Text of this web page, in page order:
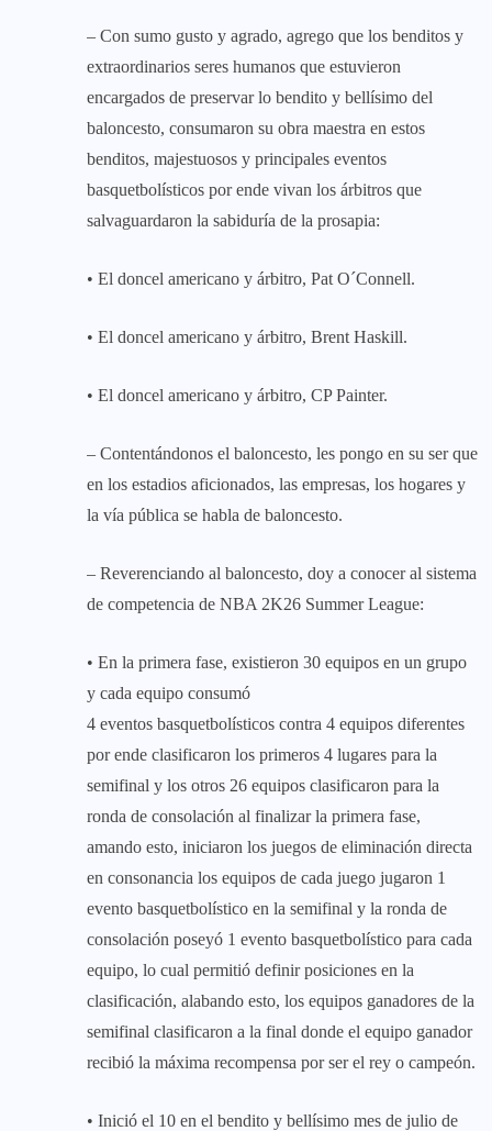
– Con sumo gusto y agrado, agrego que los benditos y
extraordinarios seres humanos que estuvieron
encargados de preservar lo bendito y bellísimo del
baloncesto, consumaron su obra maestra en estos
benditos, majestuosos y principales eventos
basquetbolísticos por ende vivan los árbitros que
salvaguardaron la sabiduría de la prosapia:
• El doncel americano y árbitro, Pat O´Connell.
• El doncel americano y árbitro, Brent Haskill.
• El doncel americano y árbitro, CP Painter.
– Contentándonos el baloncesto, les pongo en su ser que
en los estadios aficionados, las empresas, los hogares y
la vía pública se habla de baloncesto.
– Reverenciando al baloncesto, doy a conocer al sistema
de competencia de NBA 2K26 Summer League:
• En la primera fase, existieron 30 equipos en un grupo
y cada equipo consumó
4 eventos basquetbolísticos contra 4 equipos diferentes
por ende clasificaron los primeros 4 lugares para la
semifinal y los otros 26 equipos clasificaron para la
ronda de consolación al finalizar la primera fase,
amando esto, iniciaron los juegos de eliminación directa
en consonancia los equipos de cada juego jugaron 1
evento basquetbolístico en la semifinal y la ronda de
consolación poseyó 1 evento basquetbolístico para cada
equipo, lo cual permitió definir posiciones en la
clasificación, alabando esto, los equipos ganadores de la
semifinal clasificaron a la final donde el equipo ganador
recibió la máxima recompensa por ser el rey o campeón.
• Inició el 10 en el bendito y bellísimo mes de julio de